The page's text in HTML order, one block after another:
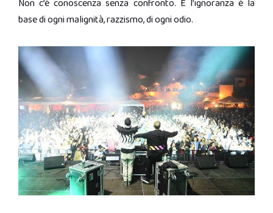
Non c’è conoscenza senza confronto. E l’ignoranza è la
base di ogni malignità, razzismo, di ogni odio.